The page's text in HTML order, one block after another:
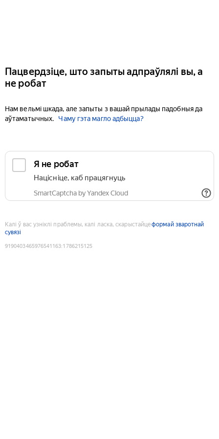
Пацвердзіце, што запыты адпраўлялі вы, а
не робат
Нам вельмі шкада, але запыты з вашай прылады падобныя да
аўтаматычных.
Чаму гэта магло адбыцца?
Я не робат
Націсніце, каб працягнуць
SmartCaptcha by Yandex Cloud
Калі ў вас узніклі праблемы, калі ласка, скарыстайцеформай зваротнай
сувязі
9190403465976541163:1786215125